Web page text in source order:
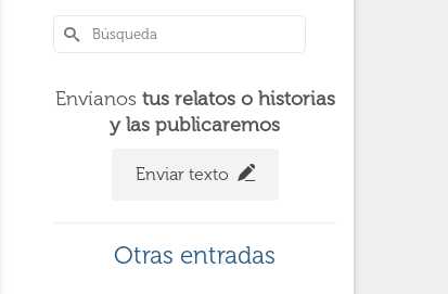
Envíanos tus relatos o historias
y las publicaremos
Enviar texto
Otras entradas